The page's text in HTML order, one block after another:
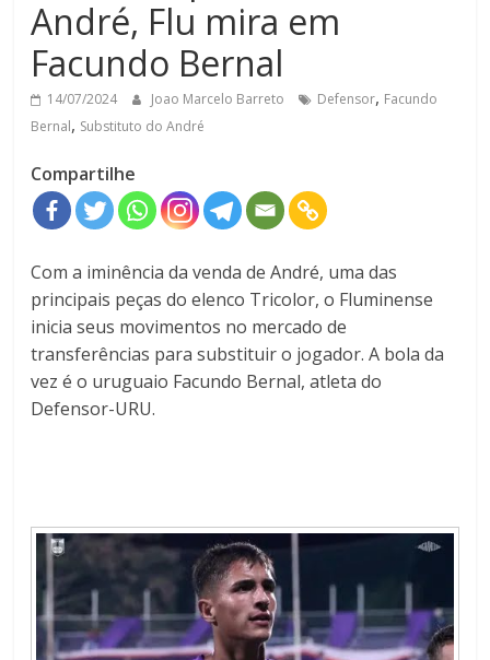
André, Flu mira em
Facundo Bernal
14/07/2024 Joao Marcelo Barreto Defensor, Facundo
Bernal, Substituto do André
Compartilhe
Com a iminência da venda de André, uma das
principais peças do elenco Tricolor, o Fluminense
inicia seus movimentos no mercado de
transferências para substituir o jogador. A bola da
vez é o uruguaio Facundo Bernal, atleta do
Defensor-URU.